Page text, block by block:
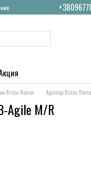
Britax Romer Адаптер Britax
Agile M/R